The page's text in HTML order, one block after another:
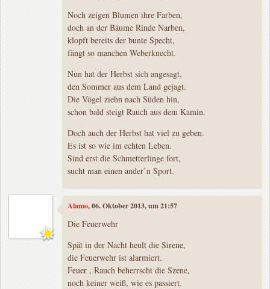
Noch zeigen Blumen ihre Farben,
doch an der Bäume Rinde Narben,
klopft bereits der bunte Specht,
fängt so manchen Weberknecht.
Nun hat der Herbst sich angesagt,
den Sommer aus dem Land gejagt.
Die Vögel ziehn nach Süden hin,
schon bald steigt Rauch aus dem Kamin.
Doch auch der Herbst hat viel zu geben.
Es ist so wie im echten Leben.
Sind erst die Schmetterlinge fort,
sucht man einen ander’n Sport.
Alamo, 06. Oktober 2013, um 21:57
Die Feuerwehr
Spät in der Nacht heult die Sirene,
die Feuerwehr ist alarmiert.
Feuer , Rauch beherrscht die Szene,
noch keiner weiß, wie es passiert.